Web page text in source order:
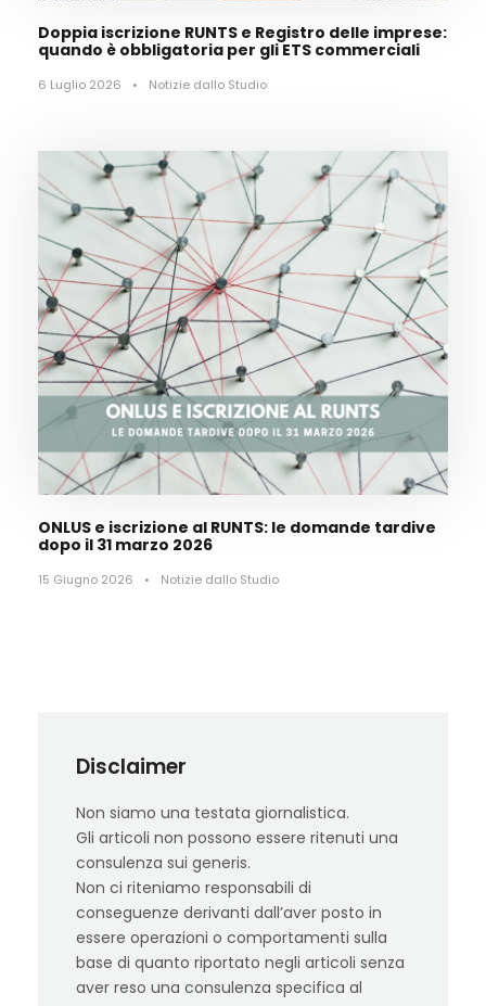
Doppia iscrizione RUNTS e Registro delle imprese:
quando è obbligatoria per gli ETS commerciali
6 Luglio 2026 • Notizie dallo Studio
ONLUS e iscrizione al RUNTS: le domande tardive
dopo il 31 marzo 2026
15 Giugno 2026 • Notizie dallo Studio
Disclaimer
Non siamo una testata giornalistica.
Gli articoli non possono essere ritenuti una
consulenza sui generis.
Non ci riteniamo responsabili di
conseguenze derivanti dall’aver posto in
essere operazioni o comportamenti sulla
base di quanto riportato negli articoli senza
aver reso una consulenza specifica al